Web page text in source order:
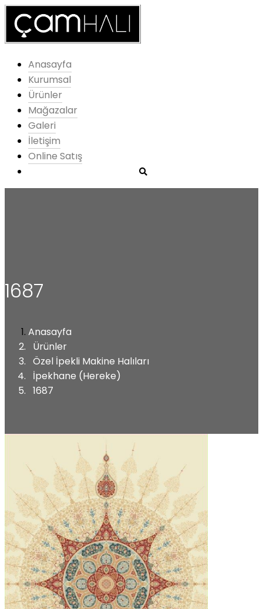
Anasayfa
Kurumsal
Ürünler
Mağazalar
Galeri
İletişim
Online Satış
1687
Anasayfa
Ürünler
Özel İpekli Makine Halıları
İpekhane (Hereke)
1687